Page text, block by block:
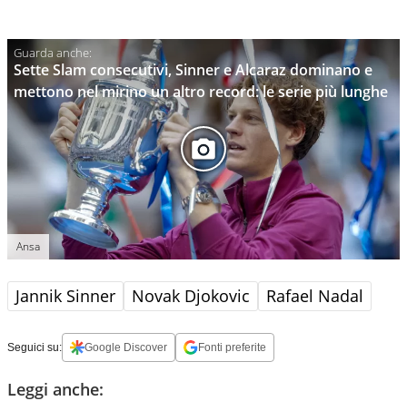
Sette Slam consecutivi, Sinner e Alcaraz dominano e
mettono nel mirino un altro record: le serie più lunghe
Ansa
Jannik Sinner Novak Djokovic Rafael Nadal
Seguici su: Google Discover Fonti preferite
Leggi anche: